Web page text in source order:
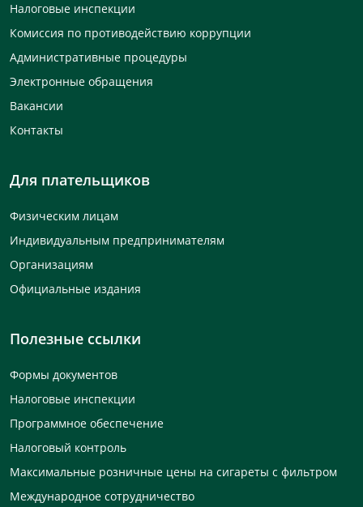
Налоговые инспекции
Комиссия по противодействию коррупции
Административные процедуры
Электронные обращения
Вакансии
Контакты
Для плательщиков
Физическим лицам
Индивидуальным предпринимателям
Организациям
Официальные издания
Полезные ссылки
Формы документов
Налоговые инспекции
Программное обеспечение
Налоговый контроль
Максимальные розничные цены на сигареты с фильтром
Международное сотрудничество